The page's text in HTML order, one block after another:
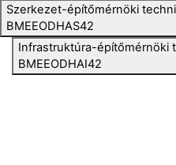
Szerkezet-építőmérnöki
BMEEODHAS42
Infrastruktúra-építőmérnöki
BMEEODHAI42